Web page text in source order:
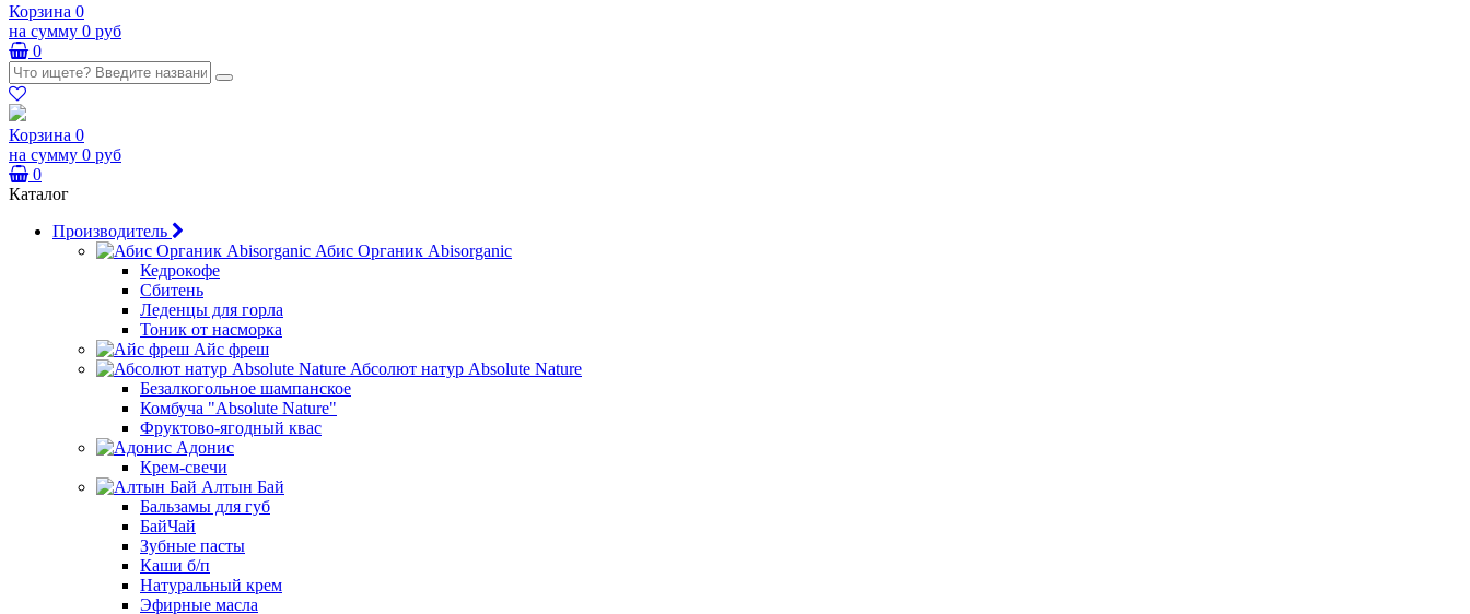
Корзина 0
на сумму 0 руб
0
Корзина 0
на сумму 0 руб
0
Каталог
Производитель
Абис Органик Abisorganic
Кедрокофе
Сбитень
Леденцы для горла
Тоник от насморка
Айс фреш
Абсолют натур Absolute Nature
Безалкогольное шампанское
Комбуча "Absolute Nature"
Фруктово-ягодный квас
Адонис
Крем-свечи
Алтын Бай
Бальзамы для губ
БайЧай
Зубные пасты
Каши б/п
Натуральный крем
Эфирные масла